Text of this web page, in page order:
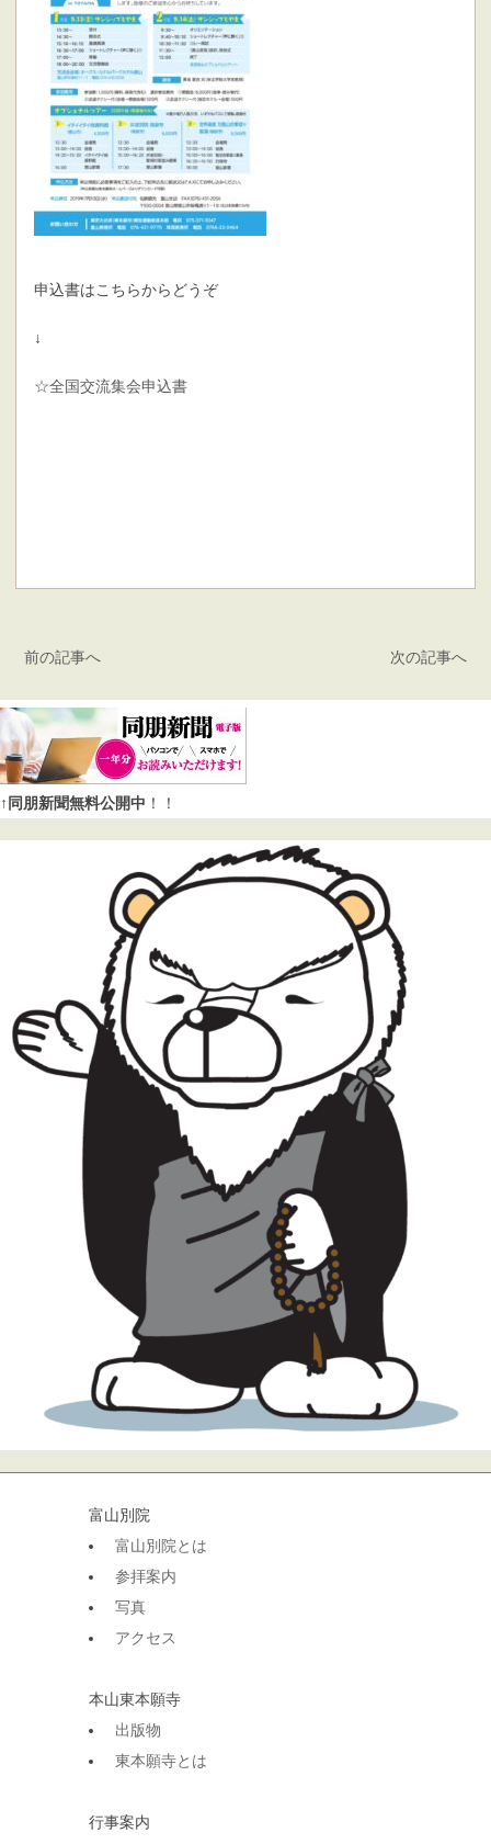
申込書はこちらからどうぞ
↓
☆全国交流集会申込書
前の記事へ 次の記事へ
↑同朋新聞無料公開中 ！！
富山別院
富山別院とは
参拝案内
写真
アクセス
本山東本願寺
出版物
東本願寺とは
行事案内